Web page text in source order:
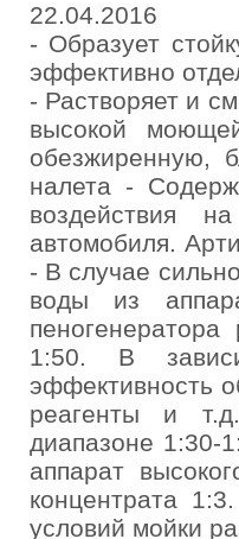
22.04.2016
- Образует
эффективно
- Растворяет и
высокой
обезжиренную,
налета -
воздействия
автомобиля.
- В случае
воды из
1:50. В
эффективность
реагенты и
диапазоне 1:30-
аппарат
концентрата
условий мойки